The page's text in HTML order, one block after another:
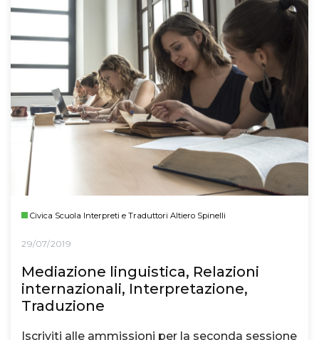
Civica Scuola Interpreti e Traduttori Altiero Spinelli
29/07/2019
Mediazione linguistica, Relazioni
internazionali, Interpretazione,
Traduzione
Iscriviti alle ammissioni per la seconda sessione